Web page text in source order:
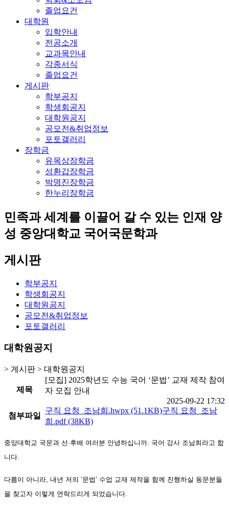
졸업요건
대학원
입학안내
전공소개
교과목안내
각종서식
졸업요건
게시판
학부공지
학생회공지
대학원공지
공모전&취업정보
포토갤러리
장학금
유목상장학금
성환갑장학금
박명진장학금
한누리장학금
민족과 세계를 이끌어 갈 수 있는 인재 양
성 중앙대학교 국어국문학과
게시판
학부공지
학생회공지
대학원공지
공모전&취업정보
포토갤러리
대학원공지
> 게시판 > 대학원공지
제목
[모집] 2025학년도 수능 국어 ‘문법’ 교재 제작 참여
자 모집 안내
2025-09-22 17:32
첨부파일
구직 요청_조남희.hwpx (51.1KB)구직 요청_조남
희.pdf(38KB)
중앙대학교 국문과 선·후배 여러분 안녕하십니까. 국어 강사 조남희라고 합
니다.
다름이 아니라, 내년 저의 ‘문법’ 수업 교재 제작을 함께 진행하실 동문분들
을 찾고자 이렇게 연락드리게 되었습니다.